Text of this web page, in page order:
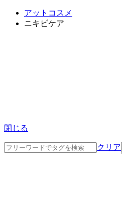
アットコスメ
ニキビケア
閉じる
クリア